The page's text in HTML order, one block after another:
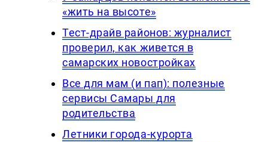
«жить на высоте»
Тест-драйв районов: журналист
проверил, как живется в
самарских новостройках
Все для мам (и пап): полезные
сервисы Самары для
родительства
Летники города-курорта